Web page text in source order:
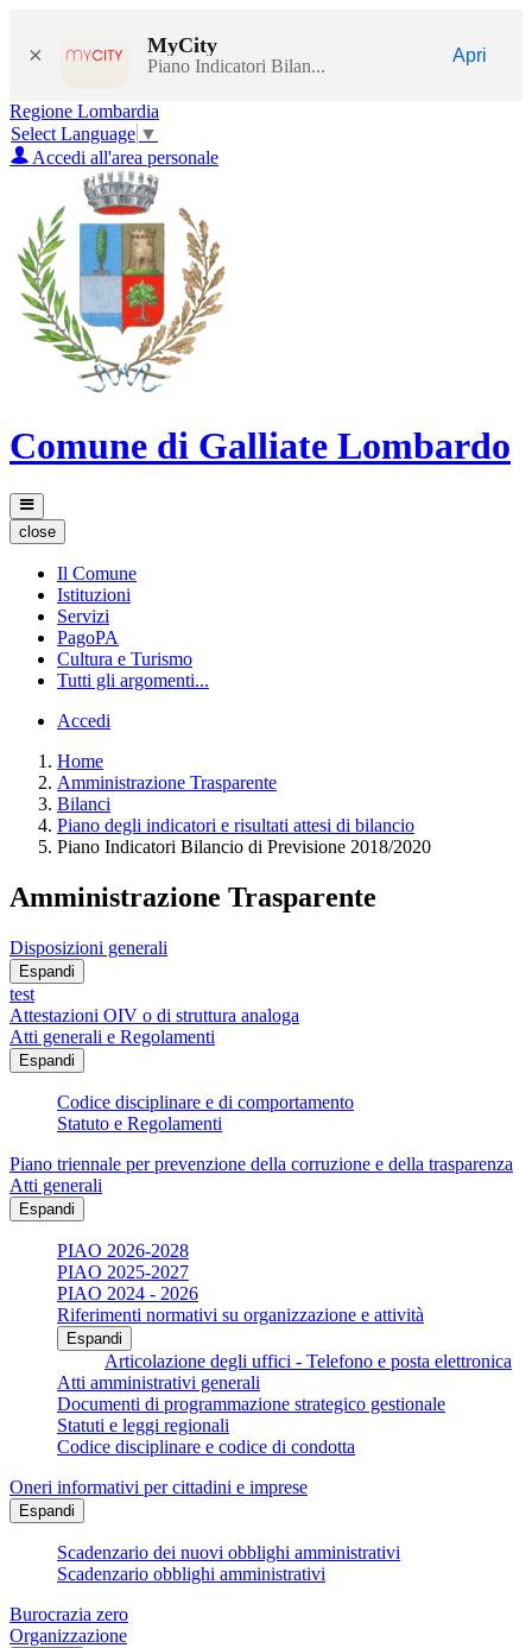
× MyCity
Piano Indicatori Bilan...
Apri
Regione Lombardia
Select Language ▼
Accedi all'area personale
Comune di Galliate Lombardo
close
Il Comune
Istituzioni
Servizi
PagoPA
Cultura e Turismo
Tutti gli argomenti...
Accedi
Home
Amministrazione Trasparente
Bilanci
Piano degli indicatori e risultati attesi di bilancio
Piano Indicatori Bilancio di Previsione 2018/2020
Amministrazione Trasparente
Disposizioni generali
Espandi
test
Attestazioni OIV o di struttura analoga
Atti generali e Regolamenti
Espandi
Codice disciplinare e di comportamento
Statuto e Regolamenti
Piano triennale per prevenzione della corruzione e della trasparenza
Atti generali
Espandi
PIAO 2026-2028
PIAO 2025-2027
PIAO 2024 - 2026
Riferimenti normativi su organizzazione e attività
Espandi
Articolazione degli uffici - Telefono e posta elettronica
Atti amministrativi generali
Documenti di programmazione strategico gestionale
Statuti e leggi regionali
Codice disciplinare e codice di condotta
Oneri informativi per cittadini e imprese
Espandi
Scadenzario dei nuovi obblighi amministrativi
Scadenzario obblighi amministrativi
Burocrazia zero
Organizzazione